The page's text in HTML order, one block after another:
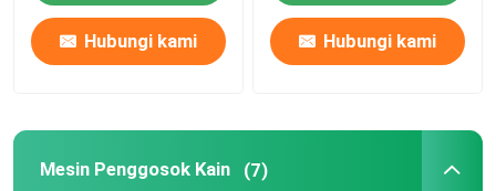
Hubungi kami Hubungi kami
Mesin Penggosok Kain (7)